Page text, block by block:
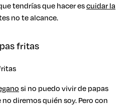
tendrías que hacer escuidar la
no te alcance.
fritas
si no puedo vivir de papas
diremos quién soy. Pero con